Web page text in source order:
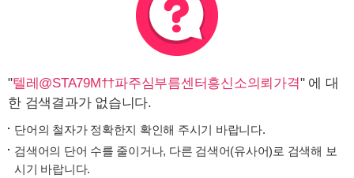
"텔레@STA79M††파주심부름센터흥신소의뢰가격" 에 대
한 검색결과가 없습니다.
단어의 철자가 정확한지 확인해 주시기 바랍니다.
검색어의 단어 수를 줄이거나, 다른 검색어(유사어)로 검색해 보
시기 바랍니다.